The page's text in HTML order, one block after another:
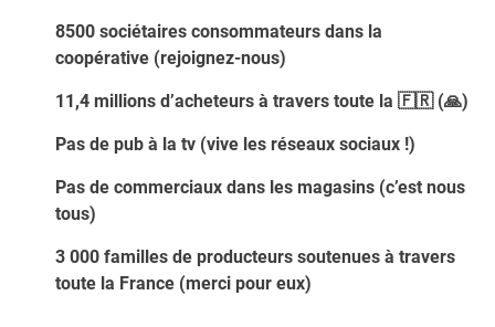
8500 sociétaires consommateurs dans la
coopérative (rejoignez-nous)
11,4 millions d’acheteurs à travers toute la 🇫🇷(🙏)
Pas de pub à la tv (vive les réseaux sociaux !)
Pas de commerciaux dans les magasins (c’est nous
tous)
3 000 familles de producteurs soutenues à travers
toute la France (merci pour eux)